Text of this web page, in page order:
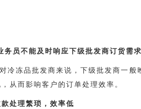
员不能及时响应下级批发商订货需
对冷冻品批发商来说，下级批发商一
从而影响客户的订单处理效率。
处理繁琐，效率低